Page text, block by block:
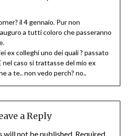
il 4 gennaio. Pur non
a tutti coloro che passeranno
ex colleghi uno dei quali ? passato
nel caso si trattasse del mio ex
a te.. non vedo perch? no..
a Reply
will not be published. Required